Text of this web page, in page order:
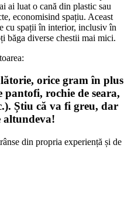
ai luat o cană din plastic sau
economisind spațiu. Aceast
cu spații în interior, inclusiv în
băga diverse chestii mai mici.
orice gram în plus
pantofi, rochie de seara,
Știu că va fi greu, dar
altundeva!
din propria experiență și de